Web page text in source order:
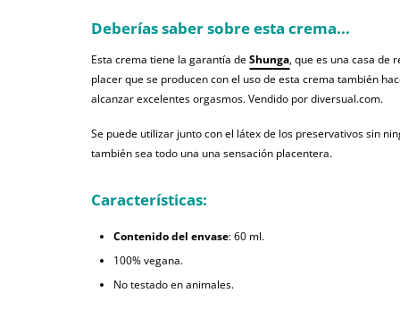
Deberías saber sobre esta crema...
Esta crema tiene la garantía deShunga, que es una casa de
placer que se producen con el uso de esta crema también
alcanzar excelentes orgasmos. Vendido por diversual.com.
Se puede utilizar junto con el látex de los preservativos sin
también sea todo una una sensación placentera.
Características:
Contenido del envase: 60 ml.
100% vegana.
No testado en animales.